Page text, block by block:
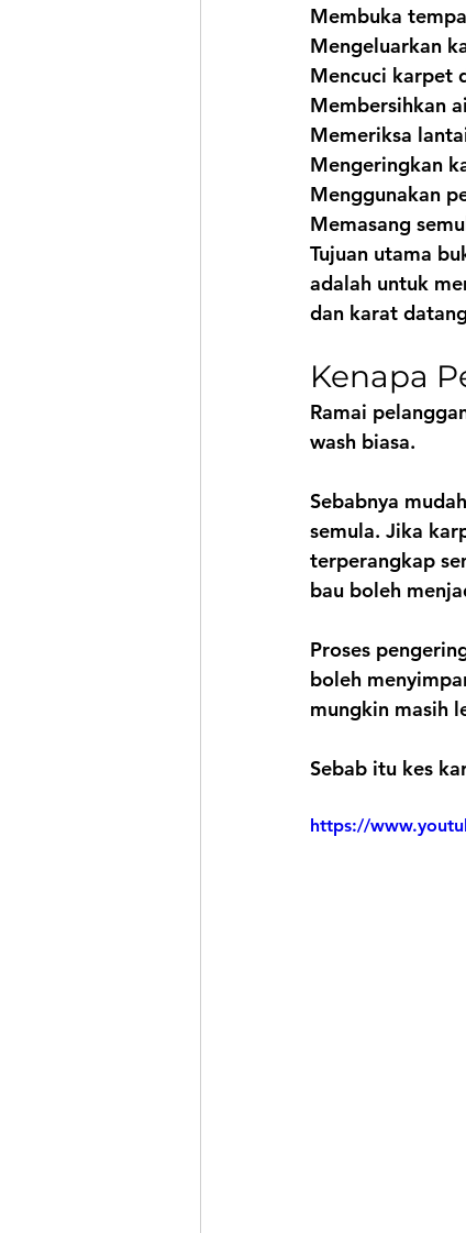
Membuka
Mengeluarkan
Mencuci karpet
Membersihkan
Memeriksa
Mengeringkan
Menggunakan
Memasang
Tujuan utama
adalah untuk
dan karat
Kenapa
Ramai
wash biasa.
Sebabnya
semula. Jika
terperangkap
bau boleh
Proses
boleh
mungkin masih
Sebab itu kes
https://